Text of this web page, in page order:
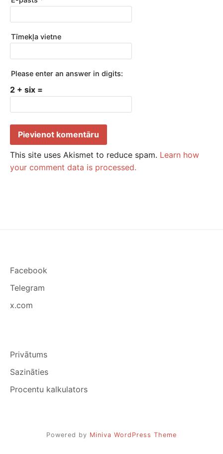
Tīmekļa vietne
Please enter an answer in digits:
2 + six =
This site uses Akismet to reduce spam. Learn how
your comment data is processed.
Facebook
Telegram
x.com
Privātums
Sazināties
Procentu kalkulators
Powered by Miniva WordPress Theme